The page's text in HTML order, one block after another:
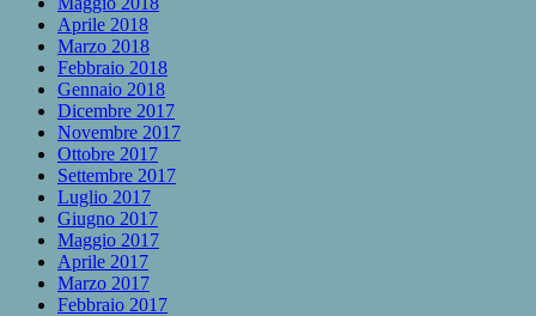
Aprile 2018
Marzo 2018
Febbraio 2018
Gennaio 2018
Dicembre 2017
Novembre 2017
Ottobre 2017
Settembre 2017
Luglio 2017
Giugno 2017
Maggio 2017
Aprile 2017
Marzo 2017
Febbraio 2017